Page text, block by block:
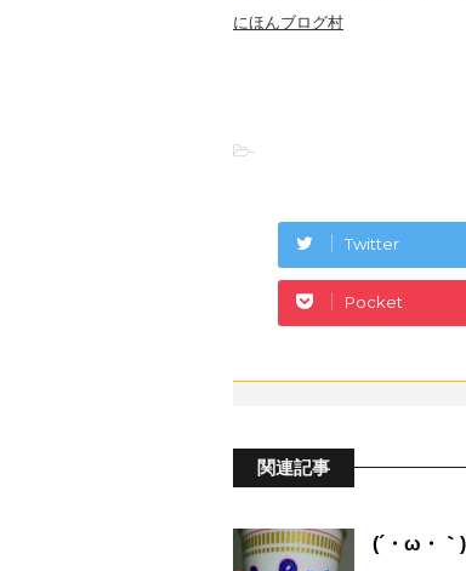
にほんブログ村
-
Twitter
Pocket
関連記事
(´・ω・